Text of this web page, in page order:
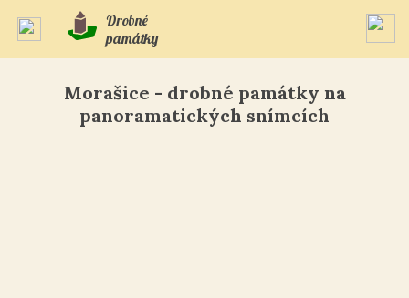
Drobné
památky
Morašice - drobné památky na
panoramatických snímcích